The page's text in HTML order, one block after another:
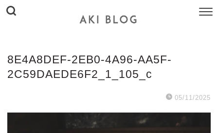
8E4A8DEF-2EB0-4A96-AA5F-
2C59DAEDE6F2_1_105_c
05/11/2025